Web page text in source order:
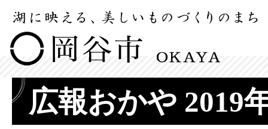
広報おかや 2019